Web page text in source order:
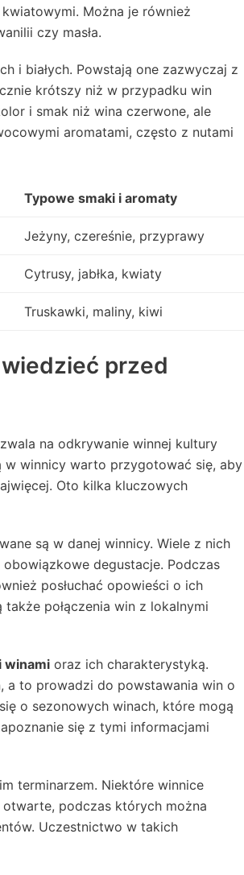
Można je również
czy masła.
i białych. Powstają one zazwyczaj z
krótszy niż w przypadku win
i smak niż wina czerwone, ale
aromatami, często z nutami
Typowe smaki i aromaty
Jeżyny, czereśnie, przyprawy
Cytrusy, jabłka, kwiaty
Truskawki, maliny, kiwi
przed
na odkrywanie winnej kultury
w winnicy warto przygotować się, aby
Oto kilka kluczowych
są w danej winnicy. Wiele z nich
degustacje. Podczas
posłuchać opowieści o ich
połączenia win z lokalnymi
winami oraz ich charakterystyką.
a to prowadzi do powstawania win o
o sezonowych winach, które mogą
się z tymi informacjami
terminarzem. Niektóre winnice
podczas których można
Uczestnictwo w takich